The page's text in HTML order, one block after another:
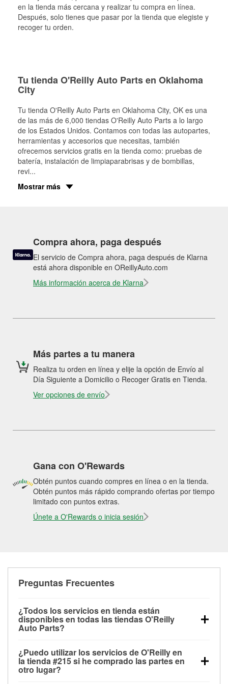
en la tienda más cercana y realizar tu compra en línea.
Después, solo tienes que pasar por la tienda que elegiste y
recoger tu orden.
Tu tienda O'Reilly Auto Parts en Oklahoma
City
Tu tienda O'Reilly Auto Parts en Oklahoma City, OK es una
de las más de 6,000 tiendas O'Reilly Auto Parts a lo largo
de los Estados Unidos. Contamos con todas las autopartes,
herramientas y accesorios que necesitas, también
ofrecemos servicios gratis en la tienda como: pruebas de
batería, instalación de limpiaparabrisas y de bombillas,
revi...
Mostrar más
Compra ahora, paga después
El servicio de Compra ahora, paga después de Klarna
está ahora disponible en OReillyAuto.com
Más información acerca de Klarna
Más partes a tu manera
Realiza tu orden en línea y elije la opción de Envío al
Día Siguiente a Domicilio o Recoger Gratis en Tienda.
Ver opciones de envío
Gana con O'Rewards
Obtén puntos cuando compres en línea o en la tienda.
Obtén puntos más rápido comprando ofertas por tiempo
limitado con puntos extras.
Únete a O'Rewards o inicia sesión
Preguntas Frecuentes
¿Todos los servicios en tienda están
disponibles en todas las tiendas O'Reilly
Auto Parts?
las pruebas de batería, pruebas de alternador y
motor de arranque, revisión de la luz “Check Engine”
con O'Reilly VeriScan® e instalación de
¿Puedo utilizar los servicios de O'Reilly en
la tienda #215 si he comprado las partes en
otro lugar?